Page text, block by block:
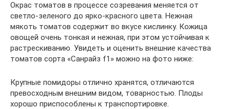
Окрас томатов в процессе созревания меняется от
светло-зеленого до ярко-красного цвета. Нежная
мякоть томатов содержит во вкусе кислинку. Кожица
овощей очень тонкая и нежная, при этом устойчивая к
растрескиванию. Увидеть и оценить внешние качества
томатов сорта «Санрайз f1» можно на фото ниже:
Крупные помидоры отлично хранятся, отличаются
превосходным внешним видом, товарностью. Плоды
хорошо приспособлены к транспортировке.